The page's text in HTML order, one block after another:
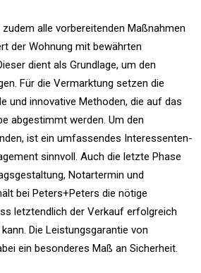
alle vorbereitenden Maßnahmen
der Wohnung mit bewährten
dient als Grundlage, um den
Für die Vermarktung setzen die
und innovative Methoden, die auf das
abgestimmt werden. Um den
ist ein umfassendes Interessenten-
sinnvoll. Auch die letzte Phase
Notartermin und
bei Peters+Peters die nötige
letztendlich der Verkauf erfolgreich
Die Leistungsgarantie von
ein besonderes Maß an Sicherheit.